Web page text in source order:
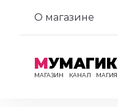
О магазине
МУМАГИК
МАГАЗИН КАНАЛ МАГИЯ